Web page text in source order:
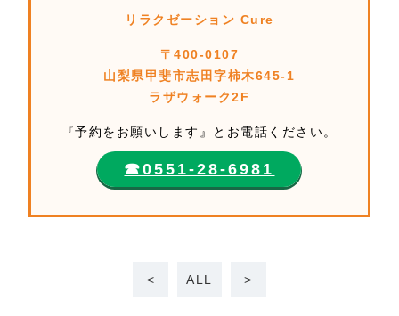
リラクゼーション Cure
〒400-0107
山梨県甲斐市志田字柿木645-1
ラザウォーク2F
『予約をお願いします』とお電話ください。
☎︎0551-28-6981
< ALL >